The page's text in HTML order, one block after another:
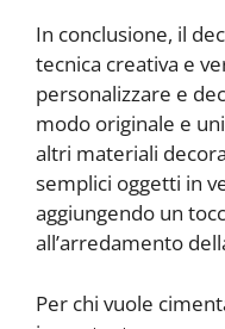
In conclusione, il
tecnica creativa e
personalizzare e
modo originale e
altri materiali
semplici oggetti in
aggiungendo un
all’arredamento
Per chi vuole